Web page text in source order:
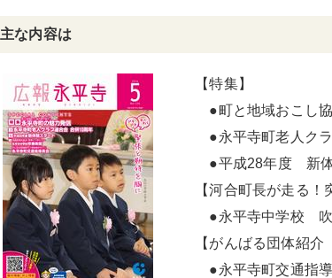
主な内容は
【特集】
●町と地域おこし協
●永平寺町老人クラ
●平成28年度 新体
【河合町長が走る！
●永平寺中学校 吹
【がんばる団体紹介
●永平寺町交通指導